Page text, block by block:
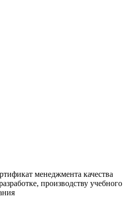
менеджмента качества
производству учебного